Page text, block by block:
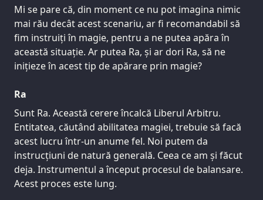
Mi se pare că, din moment ce nu pot imagina nimic
mai rău decât acest scenariu, ar fi recomandabil să
fim instruiți în magie, pentru a ne putea apăra în
această situație. Ar putea Ra, și ar dori Ra, să ne
inițieze în acest tip de apărare prin magie?
Ra
Sunt Ra. Această cerere încalcă Liberul Arbitru.
Entitatea, căutând abilitatea magiei, trebuie să facă
acest lucru într-un anume fel. Noi putem da
instrucțiuni de natură generală. Ceea ce am și făcut
deja. Instrumentul a început procesul de balansare.
Acest proces este lung.